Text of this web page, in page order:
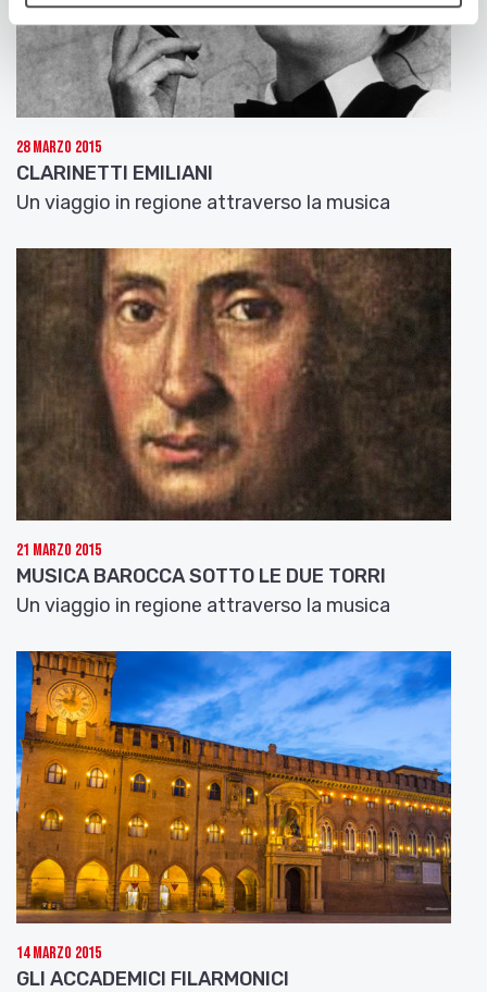
28 Marzo 2015
CLARINETTI EMILIANI
Un viaggio in regione attraverso la musica
21 Marzo 2015
MUSICA BAROCCA SOTTO LE DUE TORRI
Un viaggio in regione attraverso la musica
14 Marzo 2015
GLI ACCADEMICI FILARMONICI